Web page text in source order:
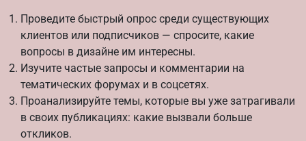
Проведите быстрый опрос среди существующих
клиентов или подписчиков — спросите, какие
вопросы в дизайне им интересны.
Изучите частые запросы и комментарии на
тематических форумах и в соцсетях.
Проанализируйте темы, которые вы уже затрагивали
в своих публикациях: какие вызвали больше
откликов.